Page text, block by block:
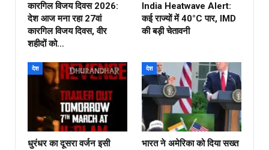
कारगिल विजय दिवस 2026:
देश आज मना रहा 27वां
कारगिल विजय दिवस, वीर
शहीदों को…
India Heatwave Alert:
कई राज्यों में 40°C पार, IMD
की बड़ी चेतावनी
देश
धुरंधर का दूसरा वर्जन इसी
देश
भारत ने अमेरिका को दिया सख्त